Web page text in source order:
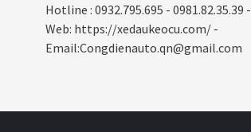
Hotline : 0932.795.695 - 0981.82.35.39 -
Web: https://xedaukeocu.com/ -
Email:Congdienauto.qn@gmail.com